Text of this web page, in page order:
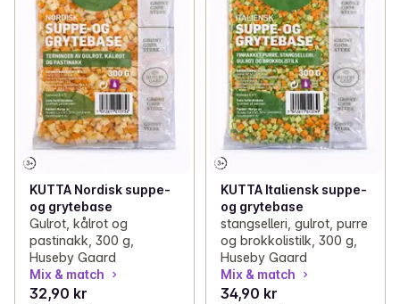
KUTTA Nordisk suppe-
og grytebase
Gulrot, kålrot og
pastinakk, 300 g,
Huseby Gaard
Mix & match
32,90 kr
KUTTA Italiensk suppe-
og grytebase
stangselleri, gulrot, purre
og brokkolistilk, 300 g,
Huseby Gaard
Mix & match
34,90 kr